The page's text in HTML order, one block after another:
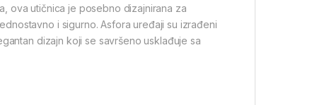
ova utičnica je posebno dizajnirana za
i sigurno. Asfora uređaji su izrađeni
dizajn koji se savršeno usklađuje sa